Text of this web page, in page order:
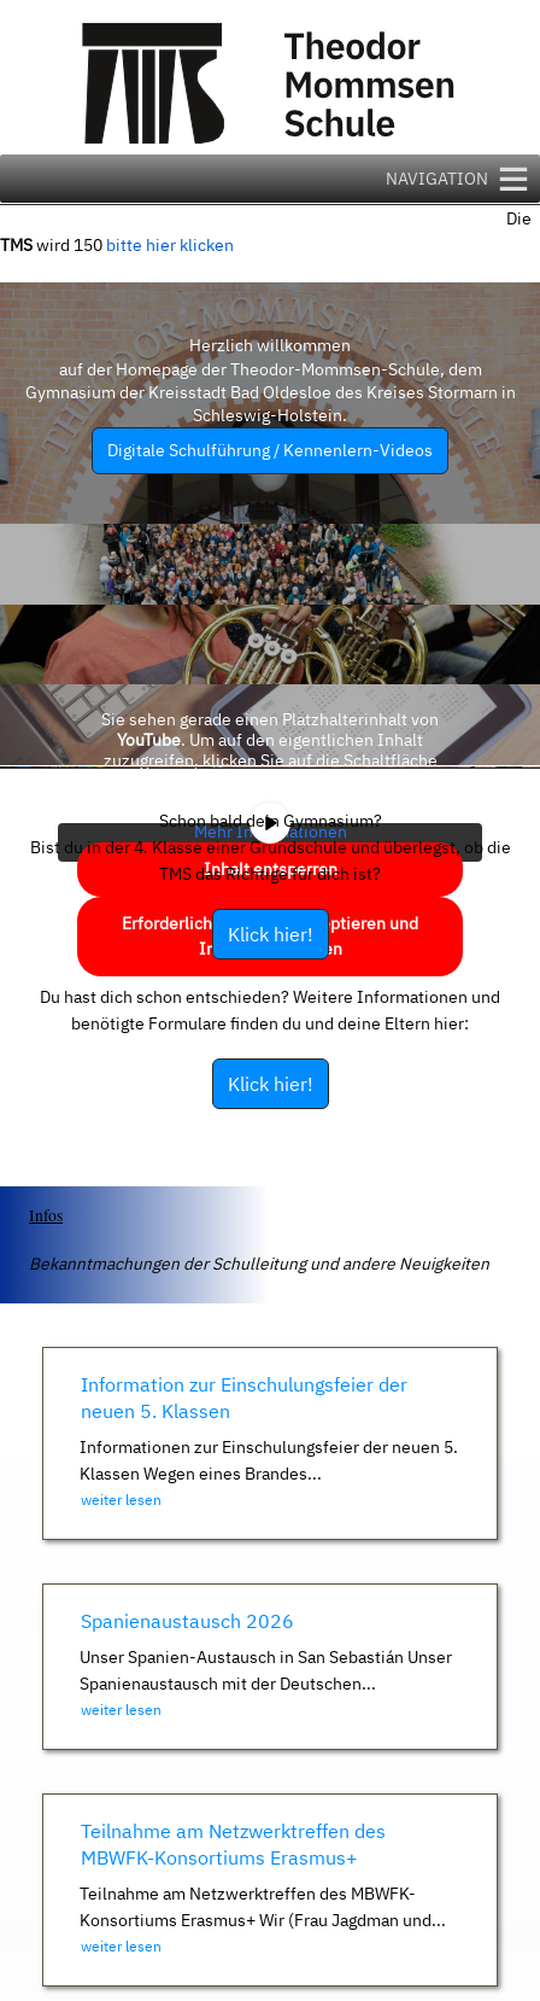
NAVIGATION
Die
TMSwird 150 bitte hier klicken
Herzlich willkommen
auf der Homepage der Theodor-Mommsen-Schule, dem
Gymnasium der Kreisstadt Bad Oldesloe des Kreises Stormarn in
Schleswig-Holstein.
Digitale Schulführung / Kennenlern-Videos
Sie sehen gerade einen Platzhalterinhalt von
YouTube. Um auf den eigentlichen Inhalt
zuzugreifen, klicken Sie auf die Schaltfläche
Mehr Informationen
Inhalt entsperren
Erforderlichen Service akzeptieren und
Inhalte entsperren
Schon bald dein Gymnasium?
Bist du in der 4. Klasse einer Grundschule und überlegst, ob die
TMS das Richtige für dich ist?
Klick hier!
Du hast dich schon entschieden? Weitere Informationen und
benötigte Formulare finden du und deine Eltern hier:
Klick hier!
Infos
Bekanntmachungen der Schulleitung und andere Neuigkeiten
Information zur Einschulungsfeier der
neuen 5. Klassen
Informationen zur Einschulungsfeier der neuen 5.
Klassen Wegen eines Brandes...
weiter lesen
Spanienaustausch 2026
Unser Spanien-Austausch in San Sebastián Unser
Spanienaustausch mit der Deutschen...
weiter lesen
Teilnahme am Netzwerktreffen des
MBWFK-Konsortiums Erasmus+
Teilnahme am Netzwerktreffen des MBWFK-
Konsortiums Erasmus+ Wir (Frau Jagdman und...
weiter lesen